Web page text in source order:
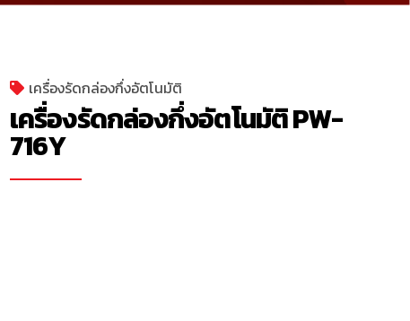
เครื่องรัดกล่องกึ่งอัตโนมัติ
เครื่องรัดกล่องกึ่งอัตโนมัติ PW-
716Y